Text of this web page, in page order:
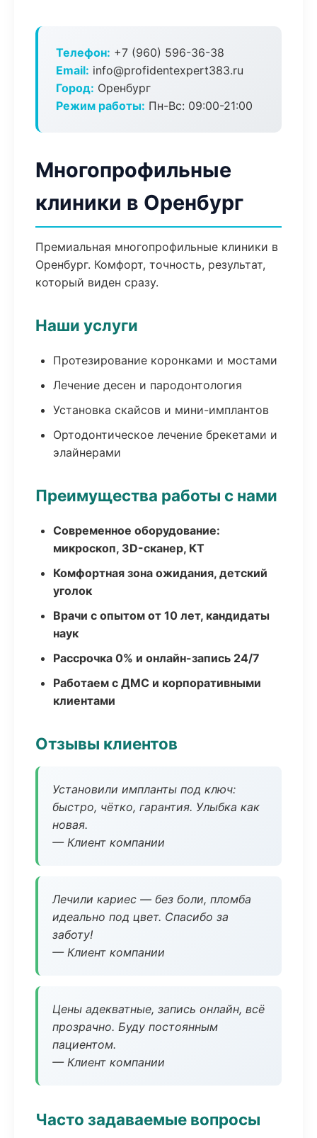
Телефон: +7 (960) 596-36-38
Email: info@profidentexpert383.ru
Город: Оренбург
Режим работы: Пн-Вс: 09:00-21:00
Многопрофильные
клиники в Оренбург
Премиальная многопрофильные клиники в
Оренбург. Комфорт, точность, результат,
который виден сразу.
Наши услуги
Протезирование коронками и мостами
Лечение десен и пародонтология
Установка скайсов и мини-имплантов
Ортодонтическое лечение брекетами и
элайнерами
Преимущества работы с нами
Современное оборудование:
микроскоп, 3D-сканер, КТ
Комфортная зона ожидания, детский
уголок
Врачи с опытом от 10 лет, кандидаты
наук
Рассрочка 0% и онлайн-запись 24/7
Работаем с ДМС и корпоративными
клиентами
Отзывы клиентов
Установили импланты под ключ:
быстро, чётко, гарантия. Улыбка как
новая.
— Клиент компании
Лечили кариес — без боли, пломба
идеально под цвет. Спасибо за
заботу!
— Клиент компании
Цены адекватные, запись онлайн, всё
прозрачно. Буду постоянным
пациентом.
— Клиент компании
Часто задаваемые вопросы